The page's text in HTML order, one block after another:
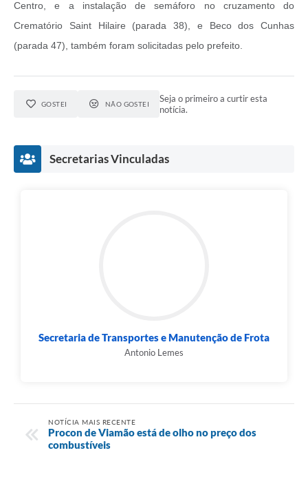
Centro, e a instalação de semáforo no cruzamento do
Crematório Saint Hilaire (parada 38), e Beco dos Cunhas
(parada 47), também foram solicitadas pelo prefeito.
GOSTEI NÃO GOSTEI
Seja o primeiro a curtir esta
notícia.
Secretarias Vinculadas
Secretaria de Transportes e Manutenção de Frota
Antonio Lemes
NOTÍCIA MAIS RECENTE
Procon de Viamão está de olho no preço dos
combustíveis